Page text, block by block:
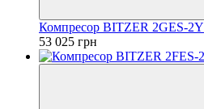
Компресор BITZER 2GES-2Y
53 025 грн